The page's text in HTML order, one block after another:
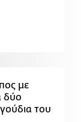
με
δύο
του